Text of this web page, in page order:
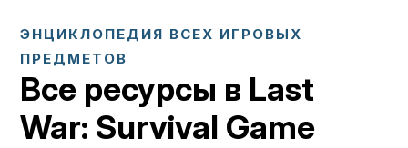
ЭНЦИКЛОПЕДИЯ ВСЕХ ИГРОВЫХ
ПРЕДМЕТОВ
Все ресурсы в Last
War: Survival Game